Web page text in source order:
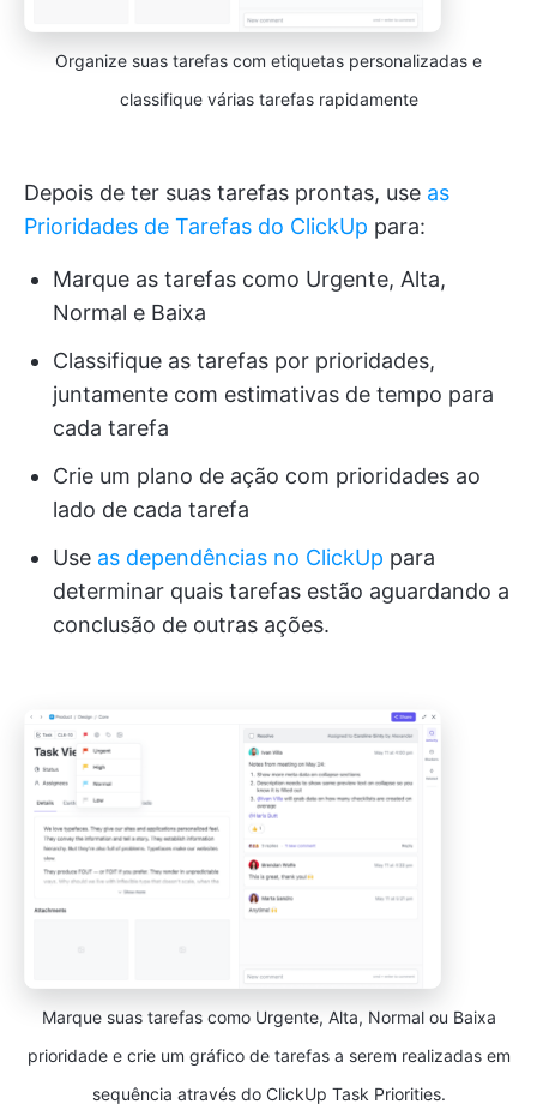
Organize suas tarefas com etiquetas personalizadas e
classifique várias tarefas rapidamente
Depois de ter suas tarefas prontas, use as
Prioridades de Tarefas do ClickUp para:
Marque as tarefas como Urgente, Alta,
Normal e Baixa
Classifique as tarefas por prioridades,
juntamente com estimativas de tempo para
cada tarefa
Crie um plano de ação com prioridades ao
lado de cada tarefa
Use as dependências no ClickUp para
determinar quais tarefas estão aguardando a
conclusão de outras ações.
Marque suas tarefas como Urgente, Alta, Normal ou Baixa
prioridade e crie um gráfico de tarefas a serem realizadas em
sequência através do ClickUp Task Priorities.